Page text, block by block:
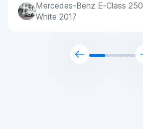
Mercedes-Benz E-Class 250
White 2017